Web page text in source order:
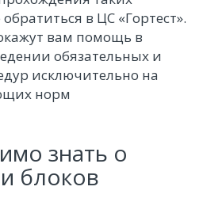
в ЦС «Гортест».
вам помощь в
обязательных и
исключительно на
норм
знать о
блоков